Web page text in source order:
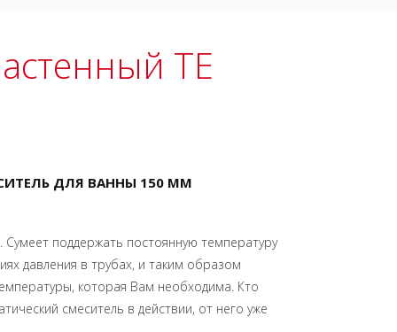
TE
ДЛЯ ВАННЫ 150 ММ
поддержать постоянную температуру
давления в трубах, и таким образом
которая Вам необходима. Кто
смеситель в действии, от него уже